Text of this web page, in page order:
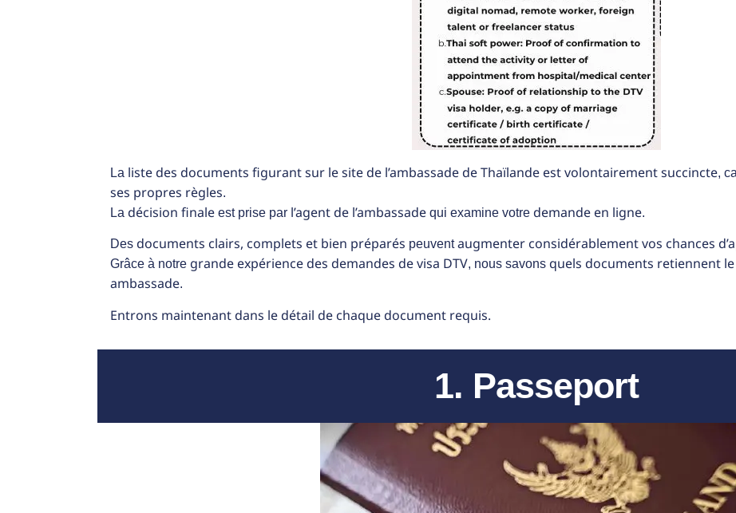
La liste des documents figurant sur le site de l’ambassade de Thaïlande est volontairement succincte,
ses propres règles.
La décision finale est prise par l’agent de l’ambassade qui examine votre demande en ligne.
Des documents clairs, complets et bien préparés peuventaugmenter considérablement vos chances
Grâce à notre grande expérience des demandes de visa DTV, nous savons quels documents retiennent
ambassade.
Entrons maintenant dans le détail de chaque document requis.
1. Passeport